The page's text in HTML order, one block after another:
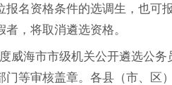
名资格条件的选调生，也可
，将取消遴选资格。
威海市市级机关公开遴选公务
等审核盖章。各县（市、区